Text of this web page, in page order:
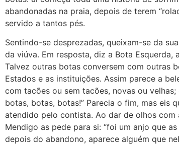
abandonadas na praia, depois de terem
servido a tantos pés.
Sentindo-se desprezadas, queixam-se da
da viúva. Em resposta, diz a Bota Esquerda,
Talvez outras botas conversem com outras
Estados e as instituições. Assim parece a
com tacões ou sem tacões, novas ou
botas, botas, botas!” Parecia o fim, mas eis
atendido pelo contista. Ao dar de olhos
Mendigo as pede para si: “foi um anjo que
depois do abandono, aparece alguém que